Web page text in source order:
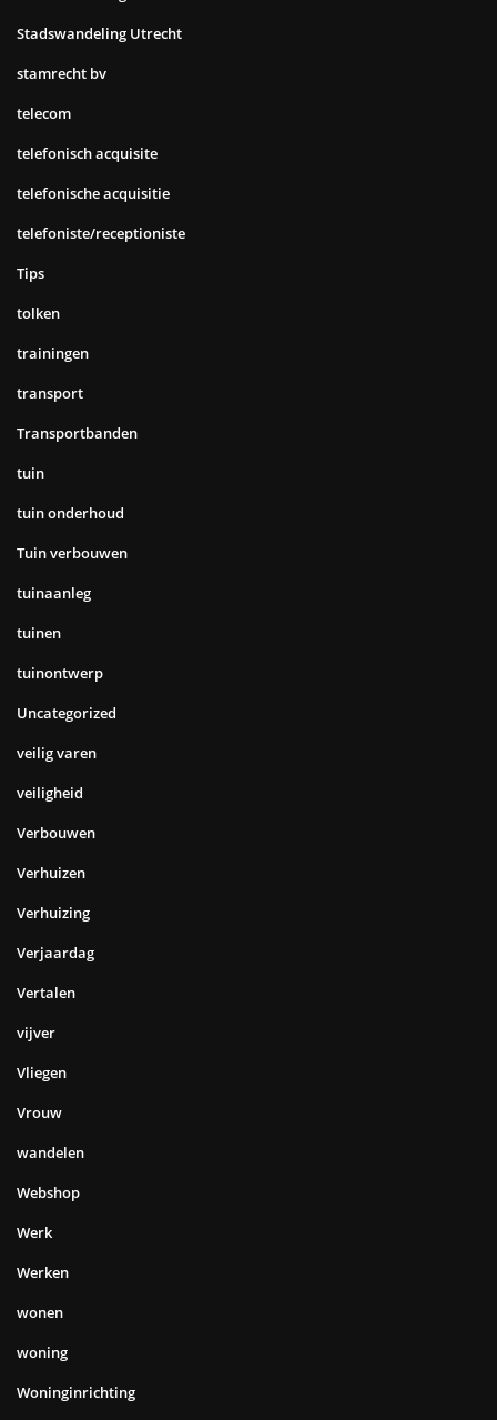
Stadswandeling Utrecht
stamrecht bv
telecom
telefonisch acquisite
telefonische acquisitie
telefoniste/receptioniste
Tips
tolken
trainingen
transport
Transportbanden
tuin
tuin onderhoud
Tuin verbouwen
tuinaanleg
tuinen
tuinontwerp
Uncategorized
veilig varen
veiligheid
Verbouwen
Verhuizen
Verhuizing
Verjaardag
Vertalen
vijver
Vliegen
Vrouw
wandelen
Webshop
Werk
Werken
wonen
woning
Woninginrichting